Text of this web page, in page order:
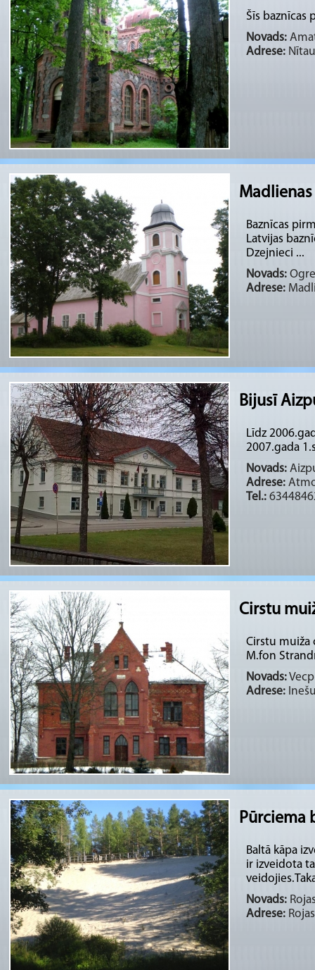
Šīs baznīcas
Novads:
Adrese:
Baznīcas
Latvijas
Dzejnieci ...
Novads:
Adrese:
Bijusī
Līdz
2007.gada
Novads:
Adrese:
Tel.:
Cirstu
Cirstu muiža
M.fon
Novads:
Adrese:
Pūrciema
Baltā kāpa
ir izveidota
Novads:
Adrese: